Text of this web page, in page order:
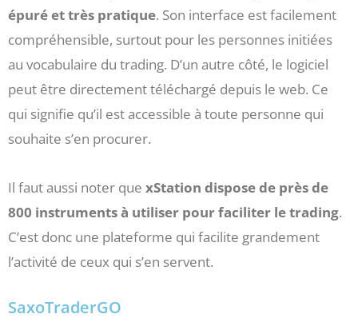
épuré et très pratique. Son interface est facilement
compréhensible, surtout pour les personnes initiées
au vocabulaire du trading. D’un autre côté, le logiciel
peut être directement téléchargé depuis le web. Ce
qui signifie qu’il est accessible à toute personne qui
souhaite s’en procurer.
Il faut aussi noter que xStation dispose de près de
800 instruments à utiliser pour faciliter le trading.
C’est donc une plateforme qui facilite grandement
l’activité de ceux qui s’en servent.
SaxoTraderGO